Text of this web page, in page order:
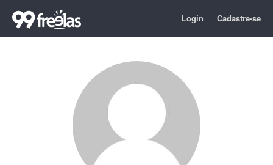
Login Cadastre-se